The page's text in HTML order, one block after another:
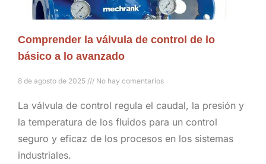
Comprender la válvula de control de lo
básico a lo avanzado
8 de agosto de 2025 No hay comentarios
La válvula de control regula el caudal, la presión y
la temperatura de los fluidos para un control
seguro y eficaz de los procesos en los sistemas
industriales.